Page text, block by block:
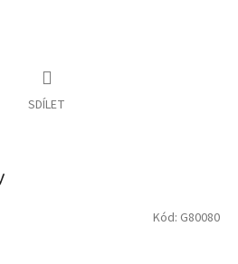
SDÍLET
Kód: G80080